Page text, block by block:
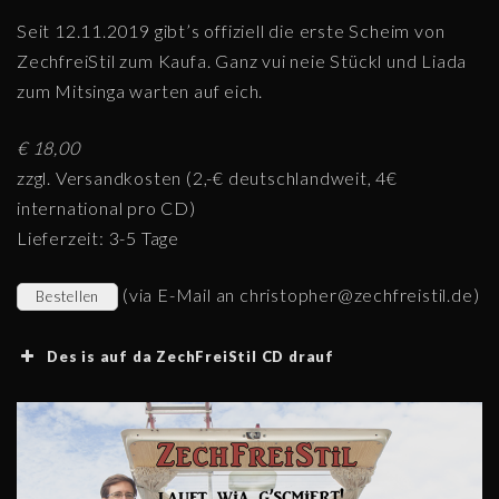
Seit 12.11.2019 gibt’s offiziell die erste Scheim von
ZechfreiStil zum Kaufa. Ganz vui neie Stückl und Liada
zum Mitsinga warten auf eich.
€ 18,00
zzgl. Versandkosten (2,-€ deutschlandweit, 4€
international pro CD)
Lieferzeit: 3-5 Tage
Bestellen (via E-Mail an christopher@zechfreistil.de)
Des is auf da ZechFreiStil CD drauf
Pankratius Polka
Christopher
Zeiser